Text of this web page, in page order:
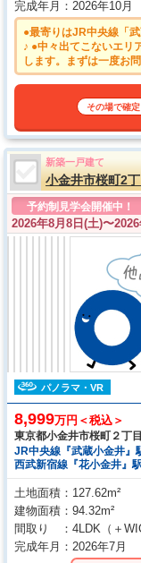
完成年月
2026年10月
●最寄りはJR中央線「
♪ ●中々出てこないエリ
します。まずは一度お
その場で確定
新築一戸建て
小金井市桜町2
予約制見学会開催中！
2026年8月8日(土)〜
パノラマ・VR
8,999万円＜税込＞
東京都小金井市桜町２丁目
JR中央線『武蔵小金井』
西武新宿線『花小金井』
土地面積
127.62m²
建物面積
94.32m²
間取り
4LDK （＋
完成年月
2026年7月